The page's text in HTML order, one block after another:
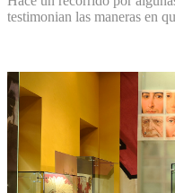
testimonian las maneras en